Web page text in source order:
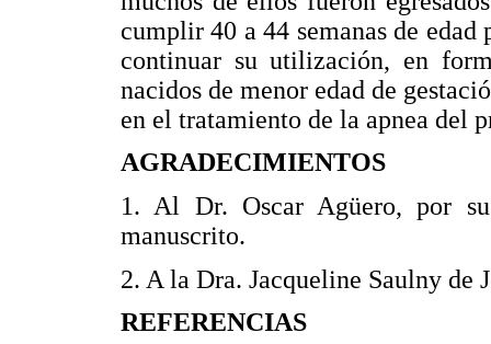
cumplir 40 a 44 semanas de edad
continuar su utilización, en
nacidos de menor edad de
en el tratamiento de la apnea del
AGRADECIMIENTOS
1. Al Dr. Oscar Agüero, por
manuscrito.
2. A la Dra. Jacqueline Saulny de
REFERENCIAS